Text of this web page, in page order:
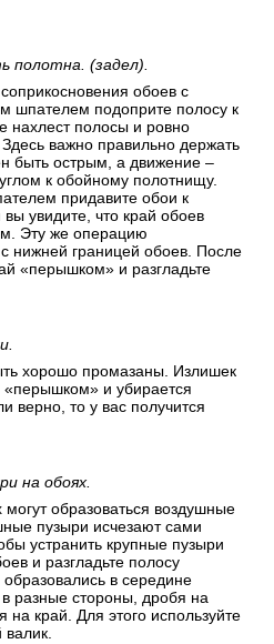
полотна. (задел).
обоев с
шпателем подоприте полосу к
нахлест полосы и ровно
важно правильно держать
быть острым, а движение –
к обойному полотнищу.
придавите обои к
увидите, что край обоев
Эту же операцию
нижней границей обоев. После
«перышком» и разгладьте
хорошо промазаны. Излишек
«перышком» и убирается
верно, то у вас получится
на обоях.
образоваться воздушные
пузыри исчезают сами
устранить крупные пузыри
и разгладьте полосу
в середине
разные стороны, дробя на
на край. Для этого используйте